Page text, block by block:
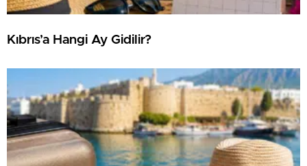
Kıbrıs’a Hangi Ay Gidilir?